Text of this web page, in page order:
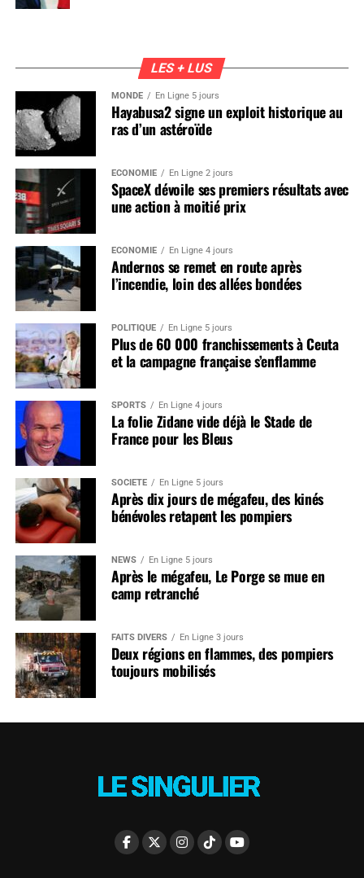
LES + LUS
MONDE En Ligne 5 jours
Hayabusa2 signe un exploit historique au
ras d’un astéroïde
ÉCONOMIE En Ligne 2 jours
SpaceX dévoile ses premiers résultats avec
une action à moitié prix
ÉCONOMIE En Ligne 4 jours
Andernos se remet en route après
l’incendie, loin des allées bondées
POLITIQUE En Ligne 5 jours
Plus de 60 000 franchissements à Ceuta
et la campagne française s’enflamme
SPORTS En Ligne 4 jours
La folie Zidane vide déjà le Stade de
France pour les Bleus
SOCIÉTÉ En Ligne 5 jours
Après dix jours de mégafeu, des kinés
bénévoles retapent les pompiers
NEWS En Ligne 5 jours
Après le mégafeu, Le Porge se mue en
camp retranché
FAITS DIVERS En Ligne 3 jours
Deux régions en flammes, des pompiers
toujours mobilisés